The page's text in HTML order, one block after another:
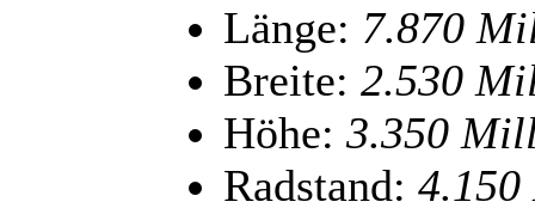
Länge: 7.870
Breite: 2.530
Höhe: 3.350
Radstand: 4